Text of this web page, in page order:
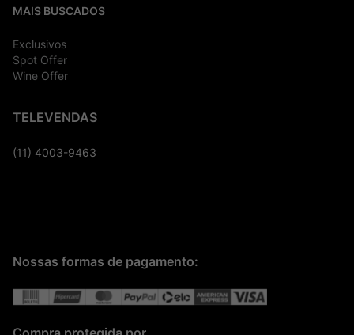
MAIS BUSCADOS
Exclusivos
Spot Offer
Wine Offer
TELEVENDAS
(11) 4003-9463
Nossas formas de pagamento: